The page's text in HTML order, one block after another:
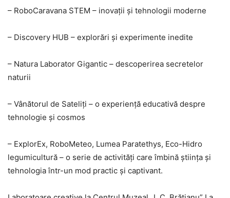
– RoboCaravana STEM – inovații și tehnologii moderne
– Discovery HUB – explorări și experimente inedite
– Natura Laborator Gigantic – descoperirea secretelor
naturii
– Vânătorul de Sateliți – o experiență educativă despre
tehnologie și cosmos
– ExplorEx, RoboMeteo, Lumea Paratethys, Eco-Hidro
legumicultură – o serie de activități care îmbină știința și
tehnologia într-un mod practic și captivant.